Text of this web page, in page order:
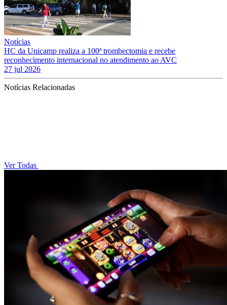
Notícias
HC da Unicamp realiza a 100ª trombectomia e recebe
reconhecimento internacional no atendimento ao AVC
27 jul 2026
Notícias Relacionadas
Ver Todas